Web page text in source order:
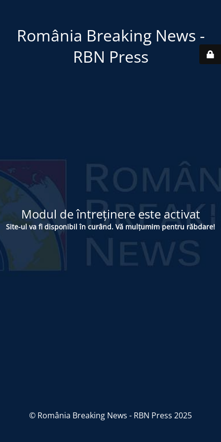
România Breaking News -
RBN Press
Modul de întreținere este activat
Site-ul va fi disponibil în curând. Vă mulțumim pentru răbdare!
© România Breaking News - RBN Press 2025